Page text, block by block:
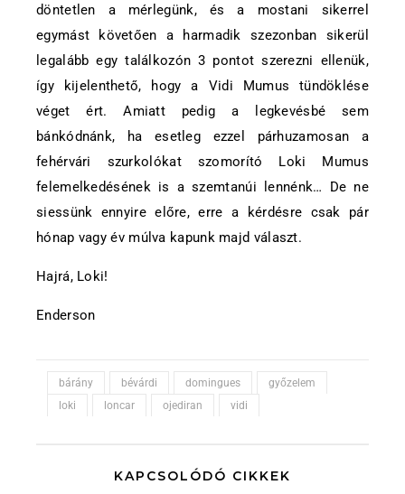
döntetlen a mérlegünk, és a mostani sikerrel
egymást követően a harmadik szezonban sikerül
legalább egy találkozón 3 pontot szerezni ellenük,
így kijelenthető, hogy a Vidi Mumus tündöklése
véget ért. Amiatt pedig a legkevésbé sem
bánkódnánk, ha esetleg ezzel párhuzamosan a
fehérvári szurkolókat szomorító Loki Mumus
felemelkedésének is a szemtanúi lennénk… De ne
siessünk ennyire előre, erre a kérdésre csak pár
hónap vagy év múlva kapunk majd választ.
Hajrá, Loki!
Enderson
bárány bévárdi domingues
győzelem
loki
loncar ojediran vidi
KAPCSOLÓDÓ CIKKEK